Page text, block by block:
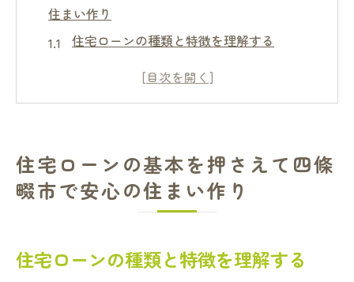
住まい作り
住宅ローンの種類と特徴を理解する
初めての住宅ローン申請で注意すべき点
安心して住まいを手に入れるためのステッ
プ
自然環境を資産価値に生かす方法
住宅ローンの基本を押さえて四條
畷市で安心の住まい作り
住宅ローンの種類と特徴を理解する